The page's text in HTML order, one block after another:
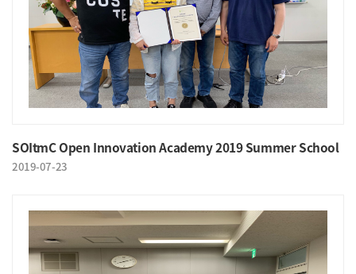
SOItmC Open Innovation Academy 2019 Summer School
2019-07-23